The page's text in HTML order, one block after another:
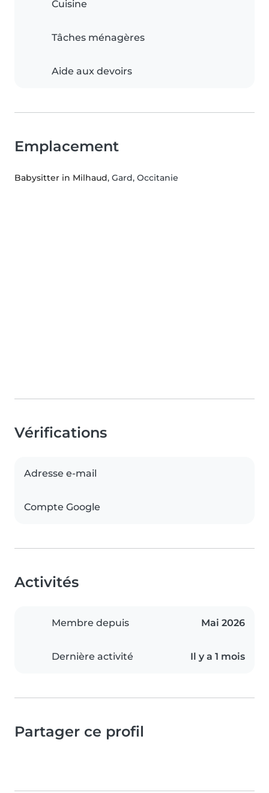
Cuisine
Tâches ménagères
Aide aux devoirs
Emplacement
Babysitter in Milhaud, Gard, Occitanie
Vérifications
Adresse e-mail
Compte Google
Activités
Membre depuis Mai 2026
Dernière activité Il y a 1 mois
Partager ce profil